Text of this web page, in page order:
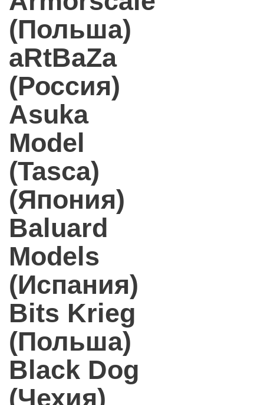
(Польша)
aRtBaZa
(Россия)
Asuka
Model
(Tasca)
(Япония)
Baluard
Models
(Испания)
Bits Krieg
(Польша)
Black Dog
(Чехия)